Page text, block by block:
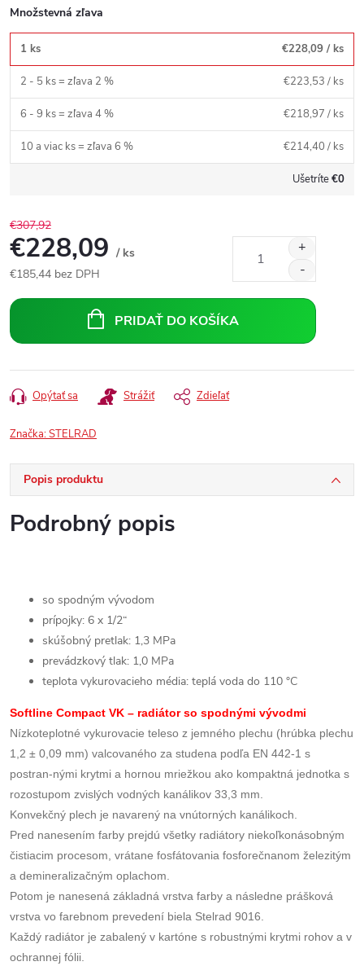
Množstevná zľava
1 ks €228,09 / ks
2 - 5 ks = zľava 2 % €223,53 / ks
6 - 9 ks = zľava 4 % €218,97 / ks
10 a viac ks = zľava 6 % €214,40 / ks
Ušetríte€0
€307,92
€228,09 / ks
€185,44 bez DPH
cena:
PRIDAŤ DO KOŠÍKA
Opýtať sa Strážiť Zdieľať
Značka:STELRAD
Popis produktu
Podrobný popis
so spodným vývodom
prípojky: 6 x 1/2“
skúšobný pretlak: 1,3 MPa
prevádzkový tlak: 1,0 MPa
teplota vykurovacieho média: teplá voda do 110 °C
Softline Compact VK – radiátor so spodnými vývodmi
Nízkoteplotné vykurovacie teleso z jemného plechu (hrúbka plechu
1,2 ± 0,09 mm) valcovaného za studena podľa EN 442-1 s
postran-nými krytmi a hornou mriežkou ako kompaktná jednotka s
rozostupom zvislých vodných kanálikov 33,3 mm.
Konvekčný plech je navarený na vnútorných kanálikoch.
Pred nanesením farby prejdú všetky radiátory niekoľkonásobným
čistiacim procesom, vrátane fosfátovania fosforečnanom železitým
a demineralizačným oplachom.
Potom je nanesená základná vrstva farby a následne prášková
vrstva vo farebnom prevedení biela Stelrad 9016.
Každý radiátor je zabalený v kartóne s robustnými krytmi rohov a v
ochrannej fólii.